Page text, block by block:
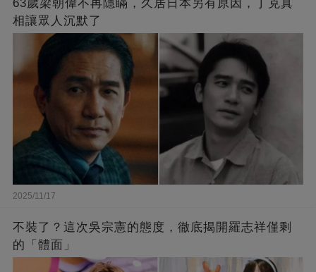
63歲梁朝偉不再隱瞞，久居日本另有原因，丁克真
相讓眾人沉默了
2025/11/17
不裝了？這次吳宗憲的態度，徹底揭開羅志祥僅剩
的「體面」